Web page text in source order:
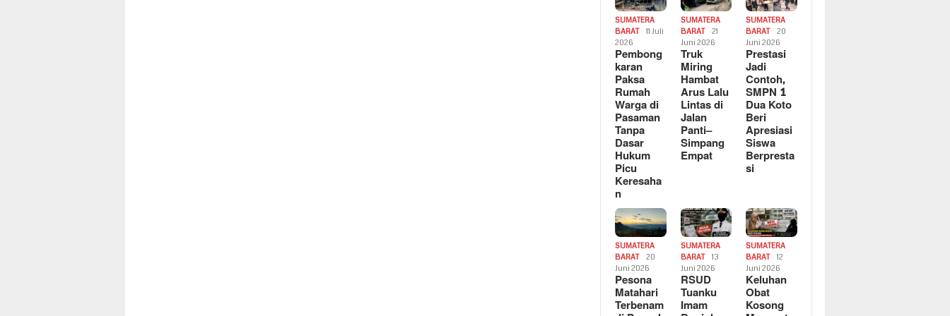
SUMATERA
BARAT
11 Juli
2026
Pembong
karan
Paksa
Rumah
Warga di
Pasaman
Tanpa
Dasar
Hukum
Picu
Keresaha
n
SUMATERA
BARAT
21
Juni 2026
Truk
Miring
Hambat
Arus Lalu
Lintas di
Jalan
Panti–
Simpang
Empat
SUMATERA
BARAT
20
Juni 2026
Prestasi
Jadi
Contoh,
SMPN 1
Dua Koto
Beri
Apresiasi
Siswa
Berpresta
si
SUMATERA
BARAT
20
Juni 2026
Pesona
Matahari
Terbenam
SUMATERA
BARAT
13
Juni 2026
RSUD
Tuanku
Imam
SUMATERA
BARAT
12
Juni 2026
Keluhan
Obat
Kosong